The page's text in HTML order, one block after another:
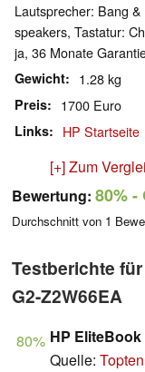
Lautsprecher: Bang
speakers, Tastatur:
ja, 36 Monate
Gewicht 1.28 kg
Preis 1700 Euro
Links HP Startseite
[+] Zum
Bewertung: 80%-
Durchschnitt von 1
Testberichte
G2-Z2W66EA
80% HP EliteBook
Quelle: